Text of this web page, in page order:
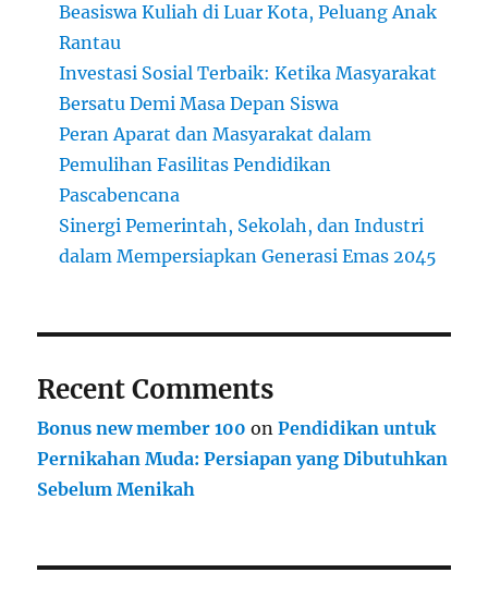
Beasiswa Kuliah di Luar Kota, Peluang Anak
Rantau
Investasi Sosial Terbaik: Ketika Masyarakat
Bersatu Demi Masa Depan Siswa
Peran Aparat dan Masyarakat dalam
Pemulihan Fasilitas Pendidikan
Pascabencana
Sinergi Pemerintah, Sekolah, dan Industri
dalam Mempersiapkan Generasi Emas 2045
Recent Comments
Bonus new member 100 onPendidikan untuk
Pernikahan Muda: Persiapan yang Dibutuhkan
Sebelum Menikah